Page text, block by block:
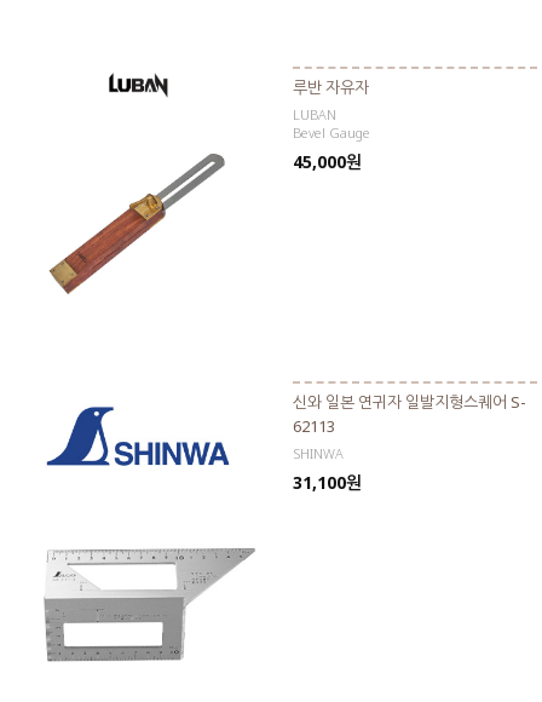
루반 자유자
LUBAN
Bevel Gauge
45,000원
신와 일본 연귀자 일발지형스퀘어 S-
62113
SHINWA
31,100원